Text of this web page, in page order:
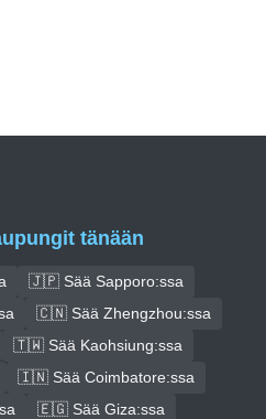
tänään
🇯🇵 Sää Sapporo:ssa
🇨🇳 Sää Zhengzhou:ssa
🇹🇼 Sää Kaohsiung:ssa
🇮🇳 Sää Coimbatore:ssa
🇪🇬 Sää Giza:ssa